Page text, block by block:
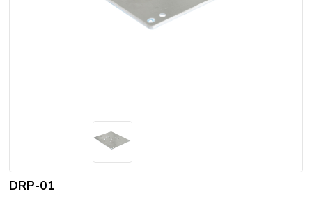
DRP-01